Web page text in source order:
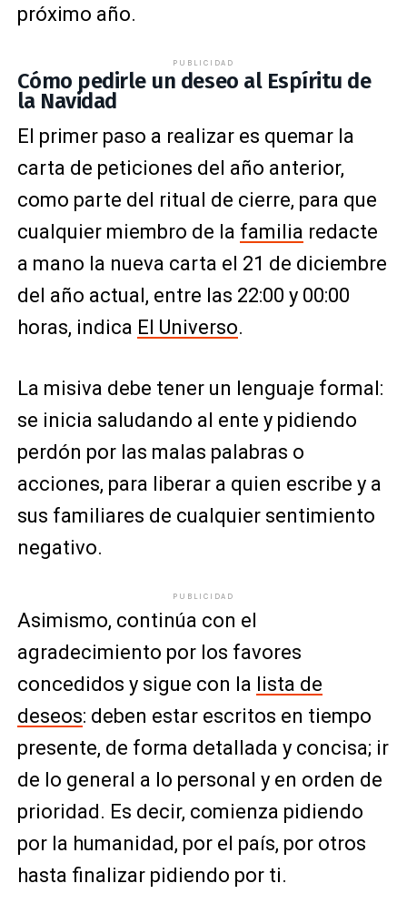
próximo año.
PUBLICIDAD
Cómo pedirle un deseo al Espíritu de
la Navidad
El primer paso a realizar es quemar la
carta de peticiones del año anterior,
como parte del ritual de cierre, para que
cualquier miembro de la familia redacte
a mano la nueva carta el 21 de diciembre
del año actual, entre las 22:00 y 00:00
horas, indica El Universo.
La misiva debe tener un lenguaje formal:
se inicia saludando al ente y pidiendo
perdón por las malas palabras o
acciones, para liberar a quien escribe y a
sus familiares de cualquier sentimiento
negativo.
PUBLICIDAD
Asimismo, continúa con el
agradecimiento por los favores
concedidos y sigue con la lista de
deseos: deben estar escritos en tiempo
presente, de forma detallada y concisa; ir
de lo general a lo personal y en orden de
prioridad. Es decir, comienza pidiendo
por la humanidad, por el país, por otros
hasta finalizar pidiendo por ti.